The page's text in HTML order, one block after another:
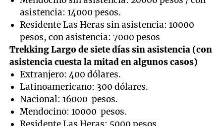
asistencia: 14000 pesos.
Residente Las Heras sin asistencia: 10000
pesos, con asistencia: 7000 pesos
Trekking Largo de siete días sin asistencia (con
asistencia cuesta la mitad en algunos casos)
Extranjero: 400 dólares.
Latinoamericano: 300 dólares.
Nacional: 16000 pesos.
Mendocino: 10000 pesos.